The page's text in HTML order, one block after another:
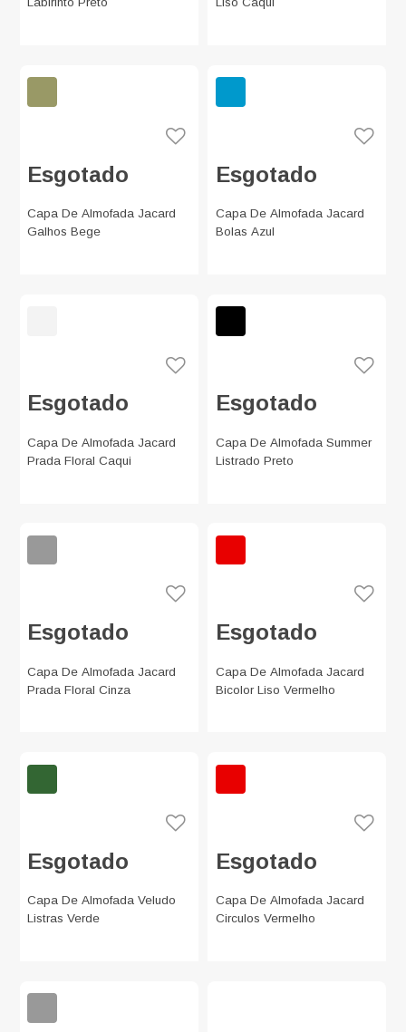
Esgotado
Capa De Almofada Jacard
Galhos Bege
Esgotado
Capa De Almofada Jacard
Bolas Azul
Esgotado
Capa De Almofada Jacard
Prada Floral Caqui
Esgotado
Capa De Almofada Summer
Listrado Preto
Esgotado
Capa De Almofada Jacard
Prada Floral Cinza
Esgotado
Capa De Almofada Jacard
Bicolor Liso Vermelho
Esgotado
Capa De Almofada Veludo
Listras Verde
Esgotado
Capa De Almofada Jacard
Circulos Vermelho